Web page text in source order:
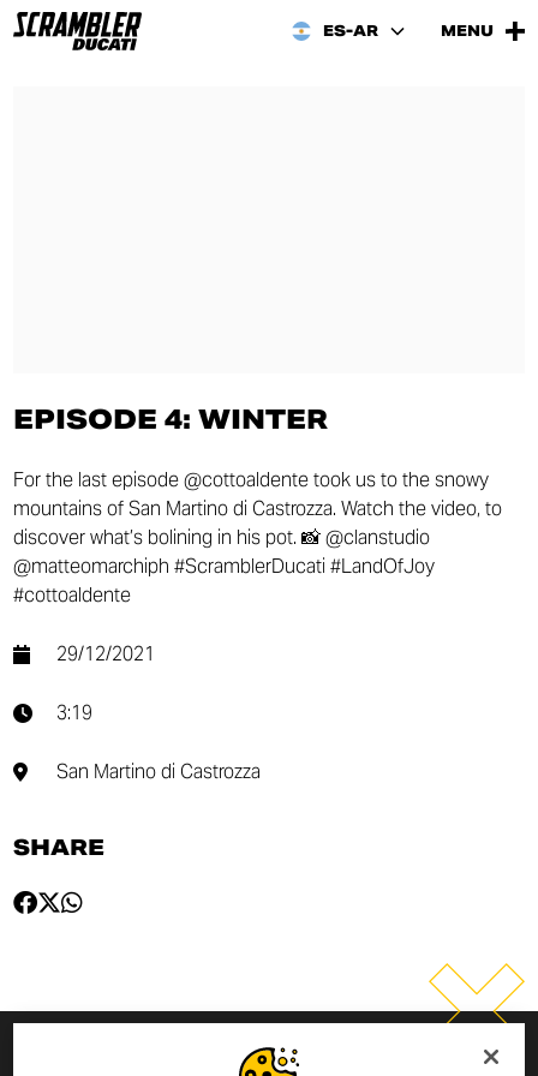
ES-AR MENU
EPISODE 4: WINTER
For the last episode @cottoaldente took us to the snowy
mountains of San Martino di Castrozza. Watch the video, to
discover what’s bolining in his pot. 📸 @clanstudio
@matteomarchiph #ScramblerDucati #LandOfJoy
#cottoaldente
29/12/2021
3:19
San Martino di Castrozza
SHARE